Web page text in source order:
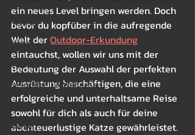
Herbst
Winter
Betten
Gesundheit & Wellness
Essen und Leckerchen
Rassen
ein neues Level bringen werden. Doch
bevor du kopfüber in die aufregende
Welt der Outdoor-Erkundung
eintauchst, wollen wir uns mit der
Bedeutung der Auswahl der perfekten
Ausrüstung beschäftigen, die eine
erfolgreiche und unterhaltsame Reise
sowohl für dich als auch für deine
abenteuerlustige Katze gewährleistet.